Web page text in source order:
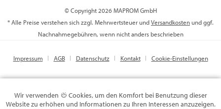
© Copyright 2026 MAPROM GmbH
* Alle Preise verstehen sich zzgl. Mehrwertsteuer undVersandkosten und ggf.
Nachnahmegebühren, wenn nicht anders beschrieben
Impressum AGB Datenschutz Kontakt Cookie-Einstellungen
Wir verwenden
Cookies, um den Komfort bei Benutzung dieser
Website zu erhöhen und Informationen zu Ihren Interessen anzuzeigen.